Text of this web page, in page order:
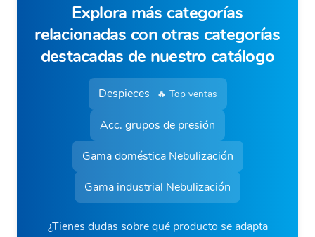
las
opciones
se
pueden
producto
Explora más categorías
relacionadas con otras categorías
destacadas de nuestro catálogo
Despieces 🔥 Top ventas
Acc. grupos de presión
Gama doméstica Nebulización
Gama industrial Nebulización
¿Tienes dudas sobre qué producto se adapta